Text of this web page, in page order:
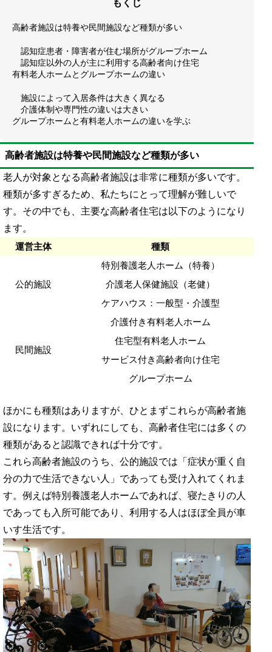
もくじ
高齢者施設は特養や民間施設など種類が多い
認知症患者・障害者が住む場所がグループホーム
認知症以外の人が主に利用する高齢者向け住宅
有料老人ホームとグループホームの違い
施設によって入居条件は大きく異なる
介護体制や専門性の違いは大きい
グループホームと有料老人ホームの違いを学ぶ
高齢者施設は特養や民間施設など種類が多い
老人が対象となる高齢者施設は非常に種類が多いです。
種類が多すぎるため、私たちにとって理解が難しいで
す。その中でも、主要な高齢者住宅は以下のようになり
ます。
運営主体
種類
公的施設
特別養護老人ホーム（特養）
介護老人保健施設（老健）
ケアハウス：一般型・介護型
民間施設
介護付き有料老人ホーム
住宅型有料老人ホーム
サービス付き高齢者向け住宅
グループホーム
ほかにも種類はありますが、ひとまずこれらが高齢者施
設になります。いずれにしても、高齢者住宅には多くの
種類があると認識できれば十分です。
これら高齢者施設のうち、公的施設では「症状が重く自
分の力で生活できない人」であっても受け入れてくれま
す。例えば特別養護老人ホームであれば、寝たきりの人
であっても入所可能であり、利用する人はほぼ全員が車
いす生活です。